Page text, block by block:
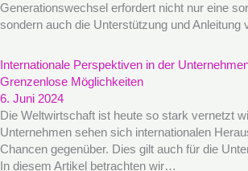
Generationswechsel erfordert nicht nur eine
sondern auch die Unterstützung und Anleitung
Internationale Perspektiven in der
Grenzenlose Möglichkeiten
6. Juni 2024
Die Weltwirtschaft ist heute so stark vernetzt
Unternehmen sehen sich internationalen
Chancen gegenüber. Dies gilt auch für die
In diesem Artikel betrachten wir…